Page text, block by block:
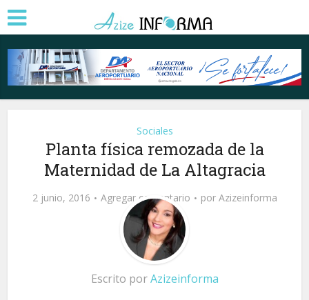
Sociales
Planta física remozada de la
Maternidad de La Altagracia
2 junio, 2016 Agregar comentario por Azizeinforma
Escrito porAzizeinforma